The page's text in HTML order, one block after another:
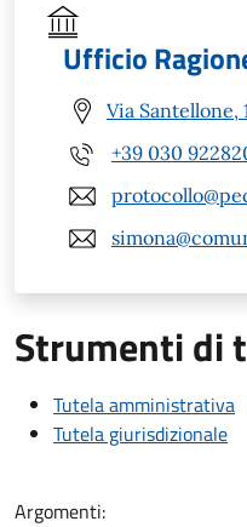
Ufficio
Via Santellone,
+39 030
Strumenti di
Tutela amministrativa
Tutela giurisdizionale
Argomenti: